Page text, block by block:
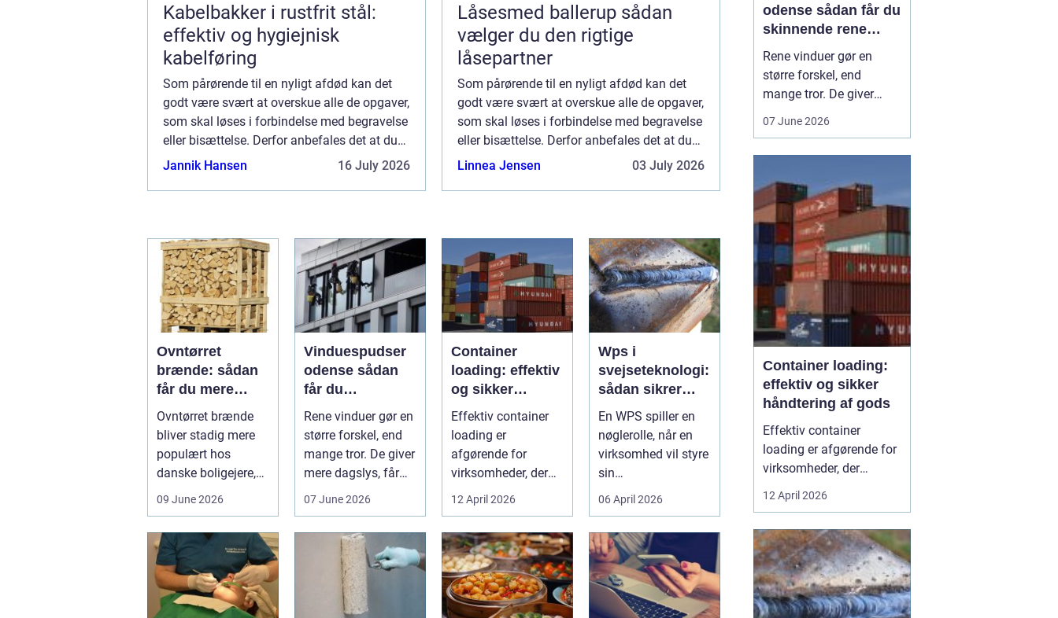
Kabelbakker i rustfrit stål:
effektiv og hygiejnisk
kabelføring
Som pårørende til en nyligt afdød kan det
godt være svært at overskue alle de opgaver,
som skal løses i forbindelse med begravelse
eller bisættelse. Derfor anbefales det at du
får professionel assistance når begravelsen
Jannik Hansen 16 July 2026
Låsesmed ballerup sådan
vælger du den rigtige
låsepartner
Som pårørende til en nyligt afdød kan det
godt være svært at overskue alle de opgaver,
som skal løses i forbindelse med begravelse
eller bisættelse. Derfor anbefales det at du
får professionel assistance når begravelsen
Linnea Jensen 03 July 2026
Ovntørret
brænde: sådan
får du mere
varme for
pengene
Ovntørret brænde
bliver stadig mere
populært hos
danske boligejere,
og det er ikke uden
09 June 2026
Vinduespudser
odense sådan
får du
skinnende rene
ruder året rundt
Rene vinduer gør en
større forskel, end
mange tror. De giver
mere dagslys, får
boligen eller
07 June 2026
Container
loading: effektiv
og sikker
håndtering af
gods
Effektiv container
loading er
afgørende for
virksomheder, der
arbejder med gods,
skrot eller ...
12 April 2026
Wps i
svejseteknologi:
sådan sikrer
virksomheder
kvalitet og
sporbarhed
En WPS spiller en
nøglerolle, når en
virksomhed vil styre
sin
svejseproduktion
sikkert, ensartet og
...
06 April 2026
odense sådan får du
skinnende rene
ruder året rundt
Rene vinduer gør en
større forskel, end
mange tror. De giver
endda påvirke humøret,
fordi rummene føles
lysere og mere åbne. I en
by som Odense, hvor
vejr, trafik og pollen hur...
07 June 2026
Container loading:
effektiv og sikker
håndtering af gods
Effektiv container
loading er afgørende for
virksomheder, der
arbejder med gods, skrot
eller store mængder
ikke er planlagt og styret,
går der tid tabt,
omkostningerne stiger,
og sikkerheden komm...
12 April 2026